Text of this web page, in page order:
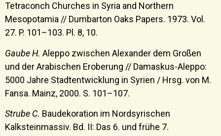
Tetraconch Churches in Syria and Northern
Mesopotamia // Dumbarton Oaks Papers. 1973. Vol.
27. P. 101–103. Pl. 8, 10.
Gaube H. Aleppo zwischen Alexander dem Großen
und der Arabischen Eroberung // Damaskus-Aleppo:
5000 Jahre Stadtentwicklung in Syrien / Hrsg. von M.
Fansa. Mainz, 2000. S. 101–107.
Strube C. Baudekoration im Nordsyrischen
Kalksteinmassiv. Bd. II: Das 6. und frühe 7.